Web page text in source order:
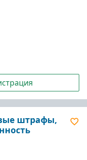
штрафы,